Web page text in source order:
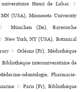
Henri de Lubac ♢
(USA), Minnesota University
München (De), Bayerische
New York, NY (USA), Botanical
♢ Orléans (Fr), Médiathèque
inte­ru­ni­ver­si­taire de
odon­to­lo­gie, Pharmacie-
♢ Paris (Fr), Bibliothèque